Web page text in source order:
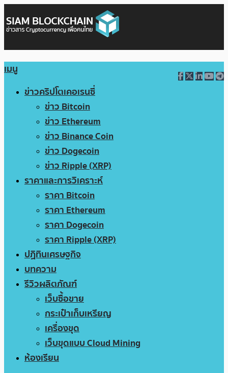
เมนู
ข่าวคริปโตเคอเรนซี่
ข่าว Bitcoin
ข่าว Ethereum
ข่าว Binance Coin
ข่าว Dogecoin
ข่าว Ripple (XRP)
ราคาและการวิเคราะห์
ราคา Bitcoin
ราคา Ethereum
ราคา Dogecoin
ราคา Ripple (XRP)
ปฏิทินเศรษฐกิจ
บทความ
รีวิวผลิตภัณฑ์
เว็บซื้อขาย
กระเป๋าเก็บเหรียญ
เครื่องขุด
เว็บขุดแบบ Cloud Mining
ห้องเรียน